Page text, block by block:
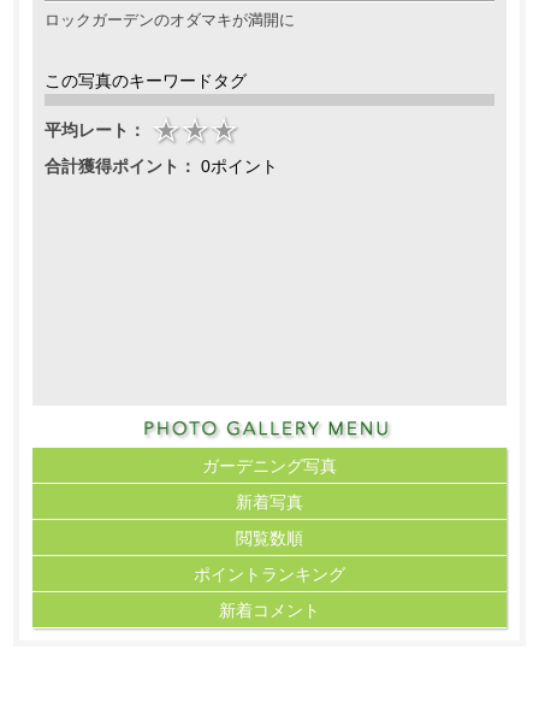
ロックガーデンのオダマキが満開に
この写真のキーワードタグ
平均レート：
合計獲得ポイント： 0ポイント
ガーデニング写真
新着写真
閲覧数順
ポイント ランキング
新着コメント